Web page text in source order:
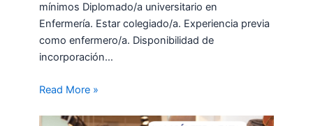
mínimos Diplomado/a universitario en
Enfermería. Estar colegiado/a. Experiencia previa
como enfermero/a. Disponibilidad de
incorporación…
Read More »